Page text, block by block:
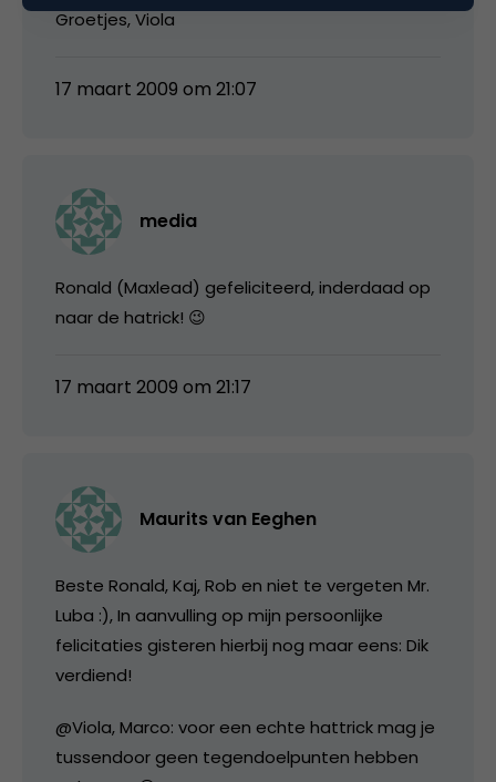
Groetjes, Viola
17 maart 2009 om 21:07
media
Ronald (Maxlead) gefeliciteerd, inderdaad op
naar de hatrick! 😉
17 maart 2009 om 21:17
Maurits van Eeghen
Beste Ronald, Kaj, Rob en niet te vergeten Mr.
Luba :), In aanvulling op mijn persoonlijke
felicitaties gisteren hierbij nog maar eens: Dik
verdiend!
@Viola, Marco: voor een echte hattrick mag je
tussendoor geen tegendoelpunten hebben